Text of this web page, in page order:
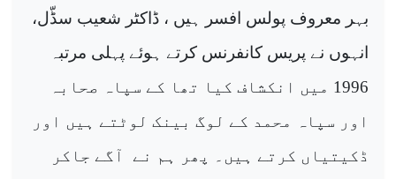
بہر معروف پولس افسر ہیں ، ڈاکٹر شعیب سڈّل،
انہوں نے پریس کانفرنس کرتے ہوئے پہلی مرتبہ
1996 میں انکشاف کیا تھا کے سپاہ صحابہ
اور سپاہ محمد کے لوگ بینک لوٹتے ہیں اور
ڈکیتیاں کرتے ہیں۔ پھر ہم نے
آگے جاکر